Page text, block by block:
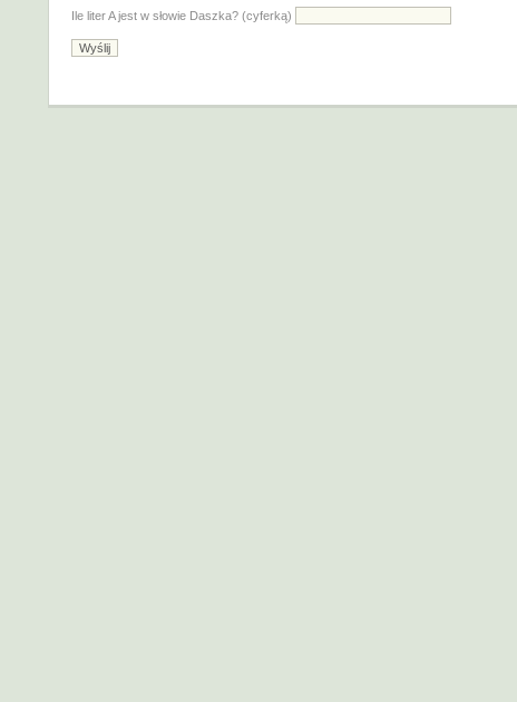
Ile liter A jest w słowie Daszka? (cyferką)